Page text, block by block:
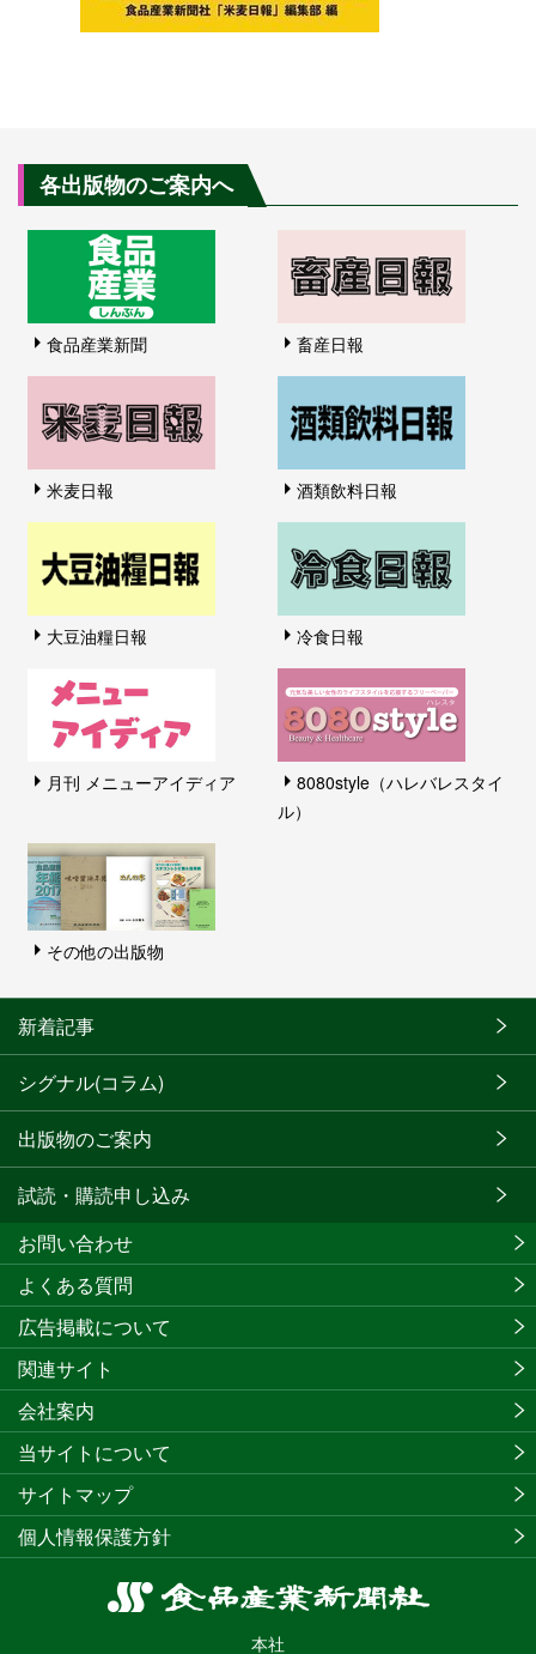
各出版物のご案内へ
食品産業新聞 畜産日報
米麦日報 酒類飲料日報
大豆油糧日報 冷食日報
月刊 メニューアイディア
8080style（ハレバレスタイ
ル）
その他の出版物
新着記事
シグナル(コラム)
出版物のご案内
試読・購読申し込み
食
本社
お問い合わせ
よくある質問
広告掲載について
関連サイト
会社案内
当サイトについて
サイトマップ
個人情報保護方針